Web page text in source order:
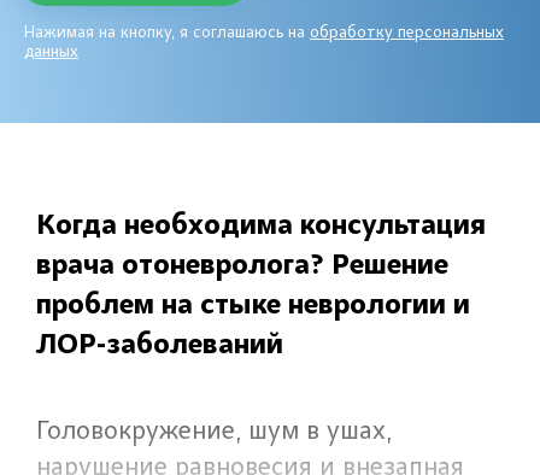
Нажимая на кнопку, я соглашаюсь на обработку персональных
данных
Когда необходима консультация
врача отоневролога? Решение
проблем на стыке неврологии и
ЛОР-заболеваний
Головокружение, шум в ушах,
нарушение равновесия и внезапная